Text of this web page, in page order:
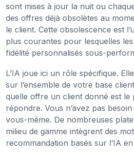
sont mises à jour la nuit ou
des offres déjà obsolètes au
le client. Cette obsolescence est
plus courantes pour lesquelles
fidélité personnalisés sous-
L’IA joue ici un rôle spécifique.
sur l’ensemble de votre base
quelle offre un client donné est le
répondre. Vous n’avez pas
vous-même. De nombreuses
milieu de gamme intègrent des
recommandation basés sur l’IA